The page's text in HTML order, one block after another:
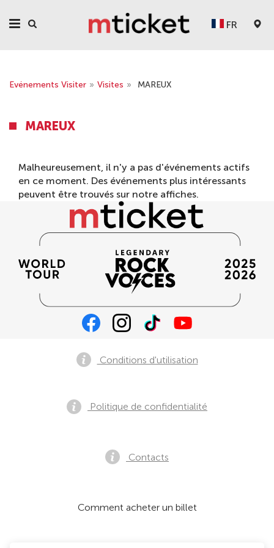
FR
Evénements Visiter » Visites » MAREUX
MAREUX
Malheureusement, il n'y a pas d'événements actifs
en ce moment. Des événements plus intéressants
peuvent être trouvés sur notre affiches.
Conditions d'utilisation
Politique de confidentialité
Contacts
Comment acheter un billet